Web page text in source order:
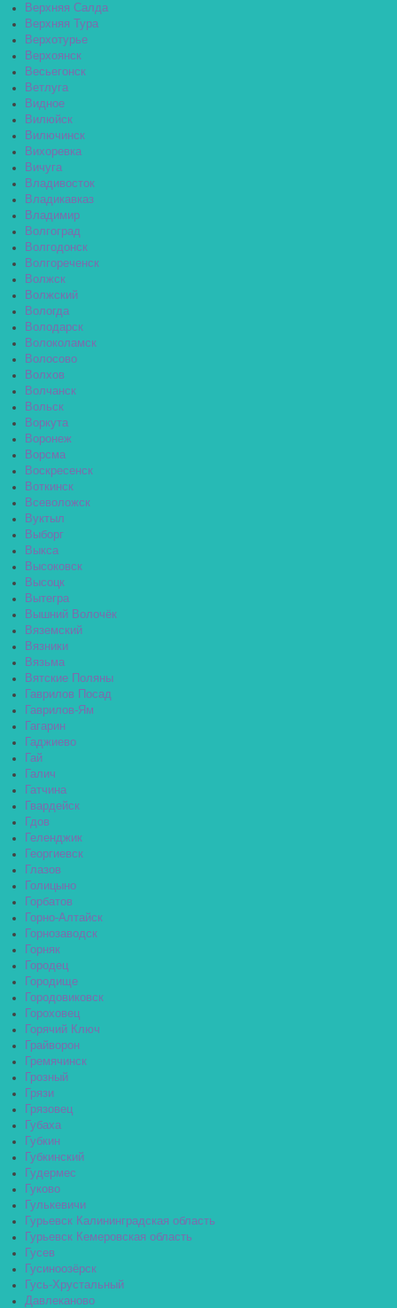
Верхняя Салда
Верхняя Тура
Верхотурье
Верхоянск
Весьегонск
Ветлуга
Видное
Вилюйск
Вилючинск
Вихоревка
Вичуга
Владивосток
Владикавказ
Владимир
Волгоград
Волгодонск
Волгореченск
Волжск
Волжский
Вологда
Володарск
Волоколамск
Волосово
Волхов
Волчанск
Вольск
Воркута
Воронеж
Ворсма
Воскресенск
Воткинск
Всеволожск
Вуктыл
Выборг
Выкса
Высоковск
Высоцк
Вытегра
Вышний Волочёк
Вяземский
Вязники
Вязьма
Вятские Поляны
Гаврилов Посад
Гаврилов-Ям
Гагарин
Гаджиево
Гай
Галич
Гатчина
Гвардейск
Гдов
Геленджик
Георгиевск
Глазов
Голицыно
Горбатов
Горно-Алтайск
Горнозаводск
Горняк
Городец
Городище
Городовиковск
Гороховец
Горячий Ключ
Грайворон
Гремячинск
Грозный
Грязи
Грязовец
Губаха
Губкин
Губкинский
Гудермес
Гуково
Гулькевичи
Гурьевск Калининградская область
Гурьевск Кемеровская область
Гусев
Гусиноозёрск
Гусь-Хрустальный
Давлеканово